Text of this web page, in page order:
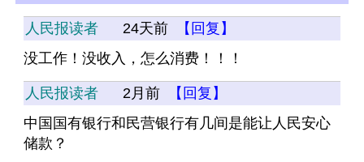
人民报读者 24天前
【回复】
没工作！没收入，怎么消费！！！
人民报读者 2月前
【回复】
中国国有银行和民营银行有几间是能让人民安心
储款？